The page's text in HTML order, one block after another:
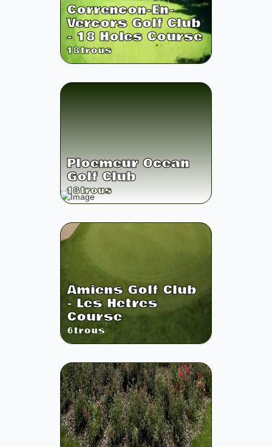
Correncon-En-
Vercors Golf Club
- 18 Holes Course
18trous
Ploemeur Ocean
Golf Club
18trous
Amiens Golf Club
- Les Hetres
Course
6trous